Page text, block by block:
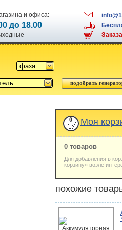
и офиса:
до 18.00
фаза:
0 Моя
0 товаров
Для добавления в
корзину» возле
похожие